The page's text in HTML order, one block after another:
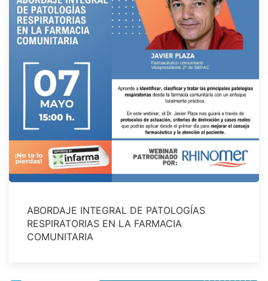
ABORDAJE INTEGRAL DE PATOLOGÍAS
RESPIRATORIAS EN LA FARMACIA
COMUNITARIA